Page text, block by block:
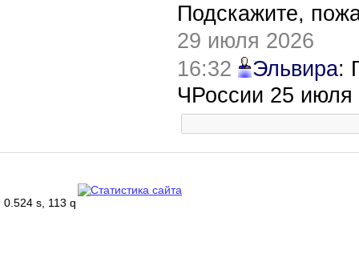
Подскажите,
29 июля 2026
16:32
Эльвира:
ЧРоссии 25 июля
0.524 s, 113 q